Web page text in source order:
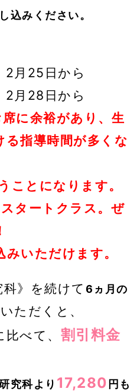
込みください。
月25日から
月28日から
に余裕があり、生
指導時間が多くな
ことになります。
タートクラス。ぜ
いただけます。
科》を続けて 6ヵ月の
ただくと、
べて、 割引料金
究科より 17,280 円も